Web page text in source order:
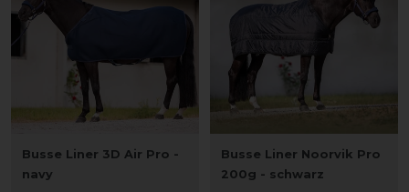
Busse Liner 3D Air Pro -
navy
Busse Liner Noorvik Pro
200g - schwarz